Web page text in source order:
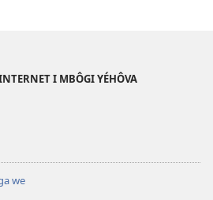
I MBÔGI YÉHÔVA
we